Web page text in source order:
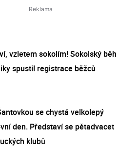
vzletem sokolím! Sokolský běh
spustil registrace běžců
se chystá velkolepý
den. Představí se pětadvacet
klubů